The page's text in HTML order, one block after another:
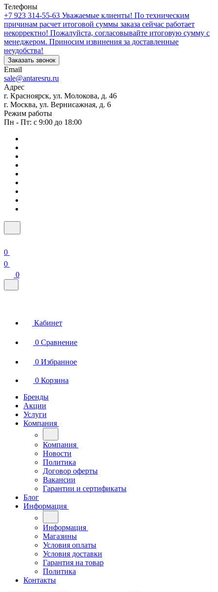
Телефоны
+7 923 314-55-63 Уважаемые клиенты! По техническим
причинам расчет итоговой суммы заказа сейчас работает
некорректно! Пожалуйста, согласовывайте итоговую сумму с
менеджером. Приносим извинения за доставленные
неудобства!
Заказать звонок
Email
sale@antaresru.ru
Адрес
г. Красноярск, ул. Молокова, д. 46
г. Москва, ул. Вернисажная, д. 6
Режим работы
Пн - Пт: с 9:00 до 18:00
0
0
0
Кабинет
0 Сравнение
0 Избранное
0 Корзина
Бренды
Акции
Услуги
Компания
Компания
Новости
Политика
Договор оферты
Вакансии
Гарантии и сертификаты
Блог
Информация
Информация
Магазины
Условия оплаты
Условия доставки
Гарантия на товар
Политика
Контакты